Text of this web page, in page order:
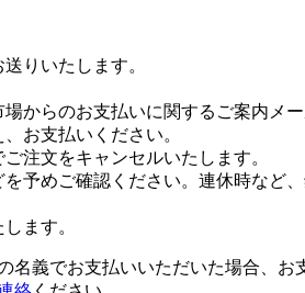
りいたします。
からのお支払いに関するご案内メ
お支払いください。
注文をキャンセルいたします。
予めご確認ください。連休時など
ます。
義でお支払いいただいた場合、お